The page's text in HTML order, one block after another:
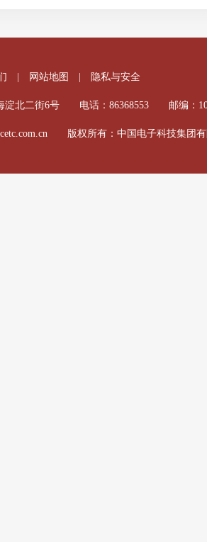
| 网站地图 | 隐私与安全
淀北二街6号 电话：86368553 邮编：
版权所有：中国电子科技集团